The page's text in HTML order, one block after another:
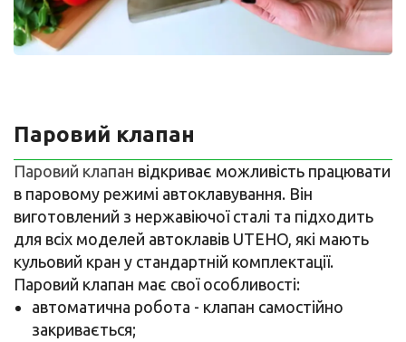
Паровий клапан
Паровий клапан відкриває можливість працювати
в паровому режимі автоклавування. Він
виготовлений з нержавіючої сталі та підходить
для всіх моделей автоклавів UTEHO, які мають
кульовий кран у стандартній комплектації.
Паровий клапан має свої особливості:
автоматична робота - клапан самостійно
закривається;